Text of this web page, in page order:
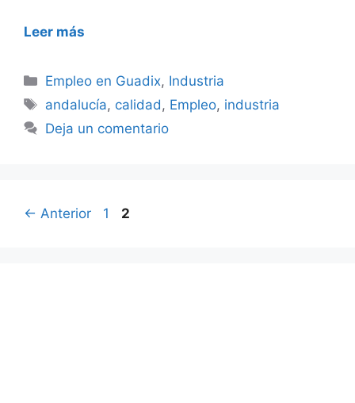
Leer más
Categorías
Empleo en Guadix, Industria
Etiquetas
andalucía, calidad , Empleo, industria
Deja un comentario
← Anterior Página
1 Página
2